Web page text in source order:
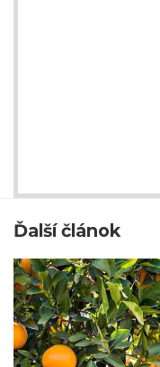
Ďalší článok